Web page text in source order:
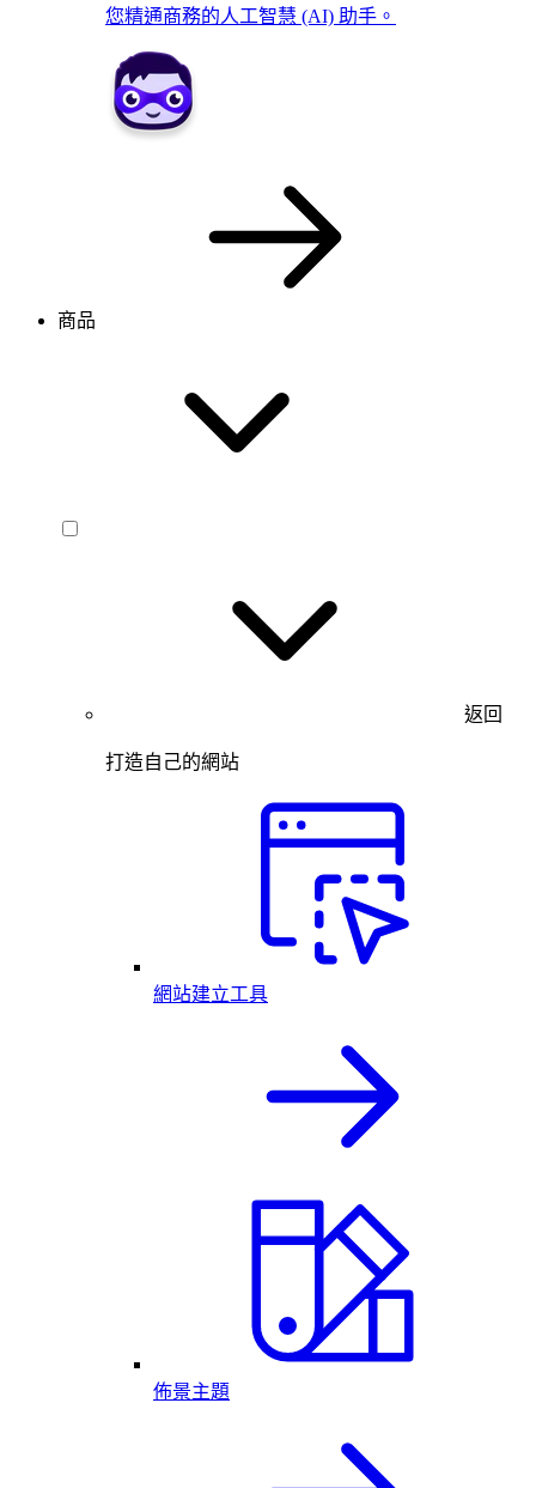
您精通商務的人工智慧 (AI) 助手。
商品
返回
打造自己的網站
網站建立工具
佈景主題